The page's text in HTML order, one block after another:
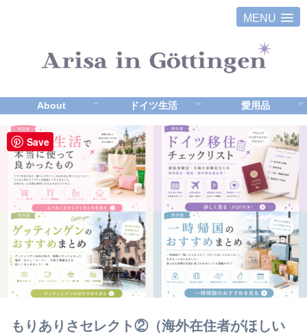
MENU
About ドイツ生活 愛用品
もりありさセレクト②（海外在住者がほしい
Save